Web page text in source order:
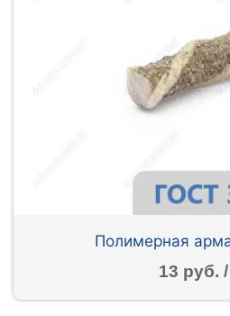
Полимерная
13 руб.